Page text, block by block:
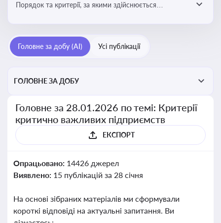
Порядок та критерії, за якими здійснюється
Головне за добу (AI) Усі публікації
ГОЛОВНЕ ЗА ДОБУ
Головне за 28.01.2026 по темі: Критерії
критично важливих підприємств
ЕКСПОРТ
Опрацьовано: 14426 джерел
Виявлено: 15 публікацій за 28 січня
На основі зібраних матеріалів ми сформували
короткі відповіді на актуальні запитання. Ви